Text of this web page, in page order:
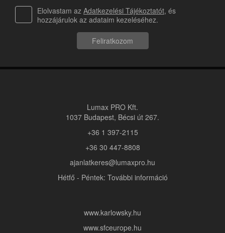
Elolvastam az Adatkezelési Tájékoztatót, és
hozzájárulok az adataim kezeléséhez.
Feliratkozom
Lumax PRO Kft.
1037 Budapest, Bécsi út 267.
+36 1 397-2115
+36 30 447-8808
ajanlatkeres@lumaxpro.hu
Hétfő - Péntek: További információ
www.karlowsky.hu
www.sfceurope.hu